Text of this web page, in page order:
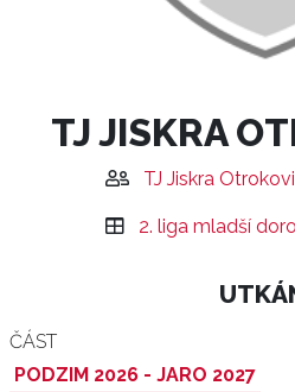
TJ JISKRA
TJ Jiskra
2. liga mladší
ČÁST
PODZIM 2026 - JARO 2027